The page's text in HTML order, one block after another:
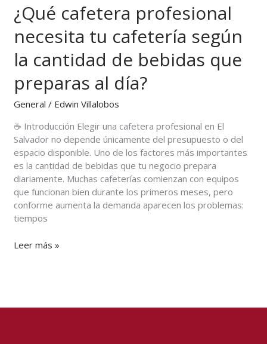
¿Qué cafetera profesional
necesita tu cafetería según
la cantidad de bebidas que
preparas al día?
General / Edwin Villalobos
☕ Introducción Elegir una cafetera profesional en El
Salvador no depende únicamente del presupuesto o del
espacio disponible. Uno de los factores más importantes
es la cantidad de bebidas que tu negocio prepara
diariamente. Muchas cafeterías comienzan con equipos
que funcionan bien durante los primeros meses, pero
conforme aumenta la demanda aparecen los problemas:
tiempos
¿Qué
cafetera
profesional
necesita
tu
según
la
de
bebidas
que
preparas
al
día?
Leer más »